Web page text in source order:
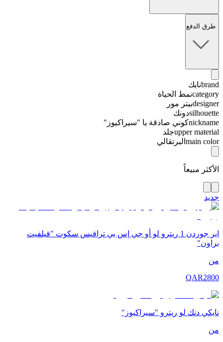
طرق الدفع
brandنايك
categoryنمط الحياة
designerبيتر مور
silhouetteدونك
nicknameكوني صادقة يا "سيراكيوز"
upper materialجلد
main color البرتقالي
الأكثر مبيعاً
جديد
اير جوردن 1 ريترو لو أو جي إس بي ترافيس سكوت "فيلفيت
براون"
من
QAR2800
نايكي دنك لو ريترو "سيراكيوز"
من